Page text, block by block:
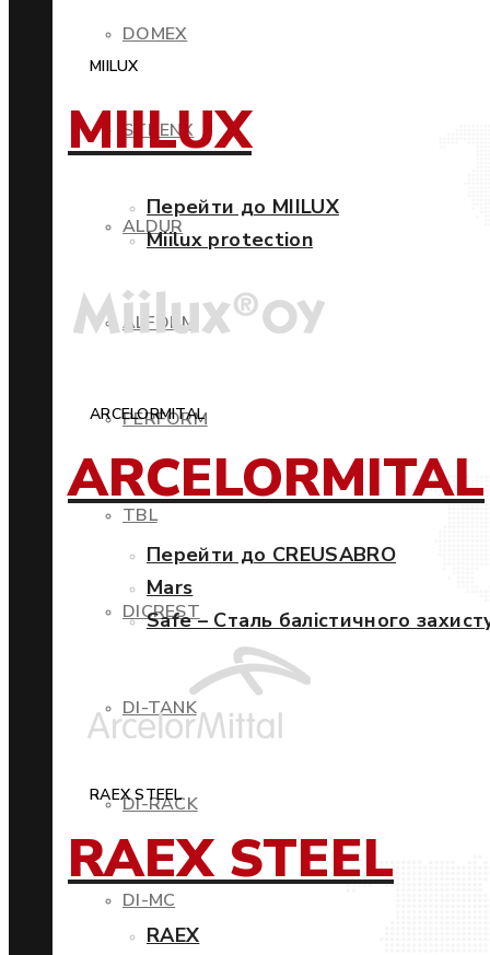
DOMEX
STRENX
ALDUR
ALFORM
PERFORM
TBL
DICREST
DI-TANK
DI-RACK
DI-MC
MIILUX
MIILUX
Перейти до MIILUX
Miilux protection
ARCELORMITAL
ARCELORMITAL
Перейти до CREUSABRO
Mars
Safe – Сталь балістичного
RAEX STEEL
RAEX STEEL
RAEX